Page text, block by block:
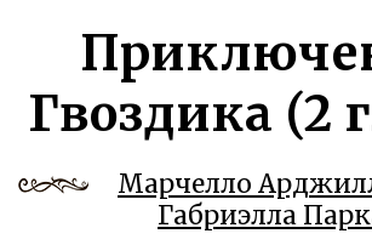
Гвоздика (2
Марчелло
Габриэлла